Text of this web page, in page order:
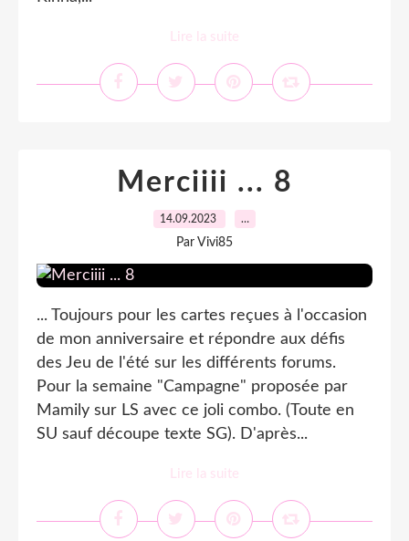
Lire la suite
Merciiii ... 8
14.09.2023 …
Par Vivi85
... Toujours pour les cartes reçues à l'occasion
de mon anniversaire et répondre aux défis
des Jeu de l'été sur les différents forums.
Pour la semaine "Campagne" proposée par
Mamily sur LS avec ce joli combo. (Toute en
SU sauf découpe texte SG). D'après...
Lire la suite